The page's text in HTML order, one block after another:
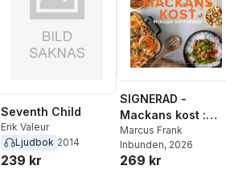
Seventh Child
Erik Valeur
Ljudbok 2014
239 kr
SIGNERAD -
Mackans kost :
Middagar och
matlådor
Marcus Frank
Inbunden, 2026
269 kr